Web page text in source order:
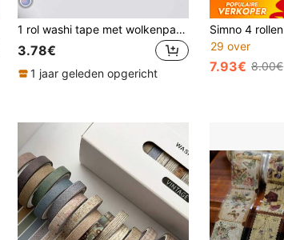
1 rol washi tape met wolkenpatroon voor de terug naar school
3.78€
1 jaar geleden opgericht
29 over
7.93€ 8.00€